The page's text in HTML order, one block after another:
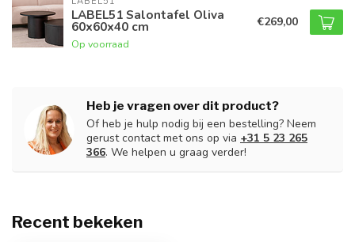
LABEL51 Salontafel Oliva
60x60x40 cm
Op voorraad
€269,00
Heb je vragen over dit product?
Of heb je hulp nodig bij een bestelling? Neem
gerust contact met ons op via +31 5 23 265
366. We helpen u graag verder!
Recent bekeken